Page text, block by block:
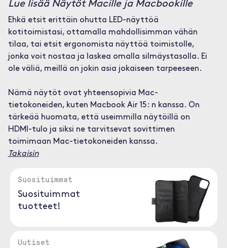
Lue lisää Näytöt Macille ja Macbookille
Ehkä etsit erittäin ohutta LED-näyttöä
kotitoimistasi, ottamalla mahdollisimman vähän
tilaa, tai etsit ergonomista näyttöä toimistolle,
jonka voit nostaa ja laskea omalla silmäystasolla. Ei
ole väliä, meillä on jokin asia jokaiseen tarpeeseen.
Nämä näytöt ovat yhteensopivia Mac-
tietokoneiden, kuten Macbook Air 15: n kanssa. On
tärkeää huomata, että useimmilla näytöillä on
HDMI-tulo ja siksi ne tarvitsevat sovittimen
toimimaan Mac-tietokoneiden kanssa.
Takaisin
Suosituimmat
Suosituimmat
tuotteet!
Uutiset